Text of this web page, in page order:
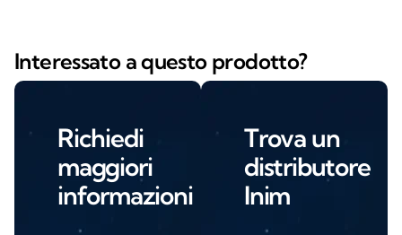
Interessato a questo prodotto?
Richiedi
maggiori
informazioni
Trova un
distributore
Inim